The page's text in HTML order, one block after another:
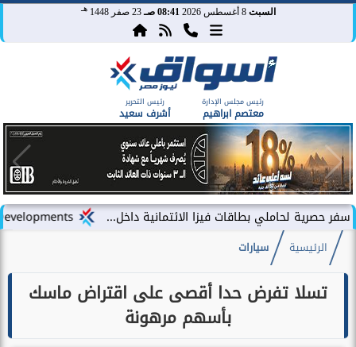
السبت 8 أغسطس 2026 08:41 صـ 23 صفر 1448 هـ
رئيس مجلس الإدارة
معتصم ابراهيم
رئيس التحرير
أشرف سعيد
LARZ Developments تطلق رؤيتها الجديدة لتقديم مفهوم متكامل للتطوير العقاري في مصر بطاقات فيزا الائتمانية داخل...
الرئيسية سيارات
تسلا تفرض حدا أقصى على اقتراض ماسك
بأسهم مرهونة